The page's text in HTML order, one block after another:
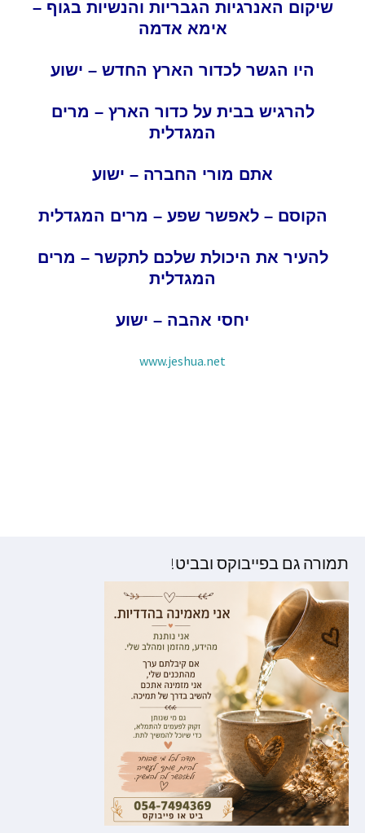
שיקום האנרגיות הגבריות והנשיות בגוף –
אימא אדמה
היו הגשר לכדור הארץ החדש – ישוע
להרגיש בבית על כדור הארץ – מרים
המגדלית
אתם מורי החברה – ישוע
הקוסם – לאפשר שפע – מרים המגדלית
להעיר את היכולת שלכם לתקשר – מרים
המגדלית
יחסי אהבה – ישוע
www.jeshua.net
תמורה גם בפייבוקס ובביט!